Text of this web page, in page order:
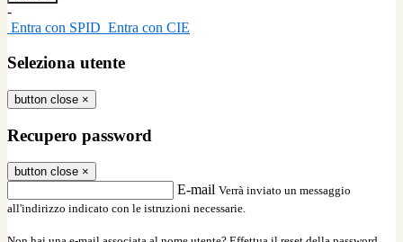
-
Entra con SPID Entra con CIE
Seleziona utente
button close ×
Recupero password
button close ×
E-mail Verrà inviato un messaggio
all'indirizzo indicato con le istruzioni necessarie.